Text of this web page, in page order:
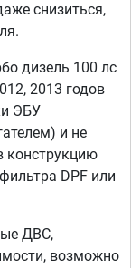
снизиться,
дизель 100 лс
2013 годов
ЭБУ
и не
конструкцию
DPF или
ДВС,
возможно